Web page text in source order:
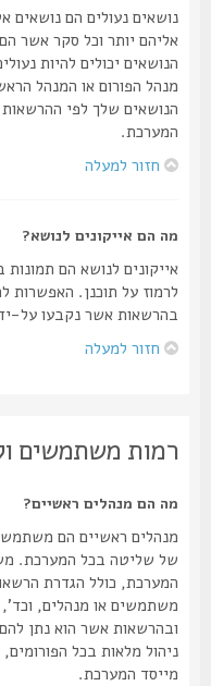
נושאים נעולים הם נושאים
אליהם יותר וכל סקר אשר הם
הנושאים יכולים להיות נעולים
מנהל הפורום או המנהל הראשי
הנושאים שלך לפי ההרשאות
המערכת.
חזור למעלה
מה הם אייקונים לנושא?
אייקונים לנושא הם תמונות
לרמוז על תוכנן. האפשרות
בהרשאות אשר נקבעו על-ידי
חזור למעלה
רמות משתמשים
מה הם מנהלים ראשיים?
מנהלים ראשיים הם משתמשים
של שליטה בכל המערכת.
המערכת, כולל הגדרת
משתמשים או מנהלים, וכד',
ובהרשאות אשר הוא נתן להם.
ניהול מלאות בכל הפורומים,
מייסד המערכת.